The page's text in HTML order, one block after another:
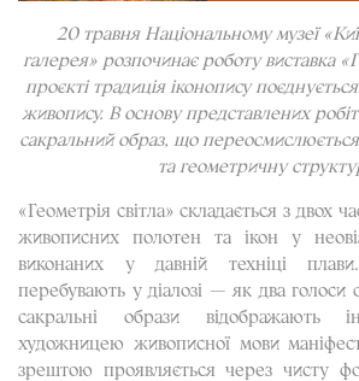
20 травня Національному музеї
галерея»розпочинає роботу виставка
проєкті традиція іконопису
живопису. В основу представлених
сакральний образ, що
та геометричну
«Геометрія світла» складається з двох
живописних полотен та ікон у
виконаних у давній техніці
перебувають у діалозі — як два голоси
сакральні образи відображають
художницею живописної мови
зрештою проявляється через чисту